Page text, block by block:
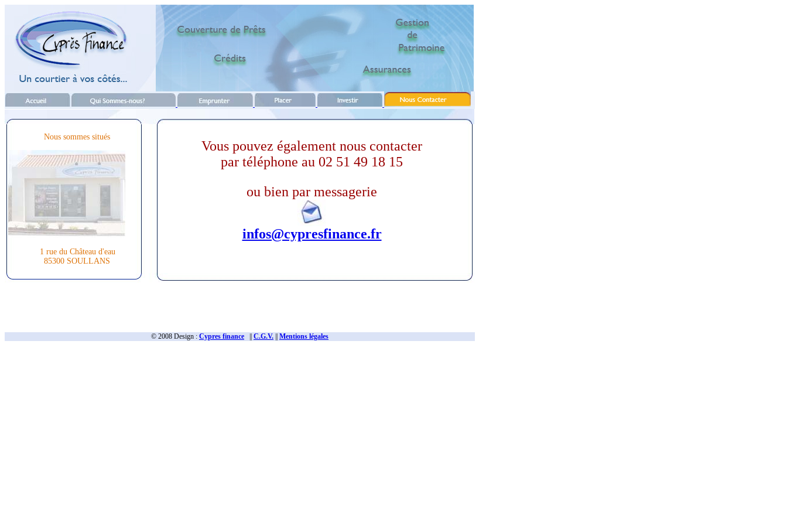
Nous sommes situés
1 rue du Château d'eau
85300 SOULLANS
Vous pouvez également nous contacter
par téléphone au 02 51 49 18 15
ou bien par messagerie
infos@cypresfinance.fr
© 2008 Design : Cypres finance C.G.V. Mentions légales